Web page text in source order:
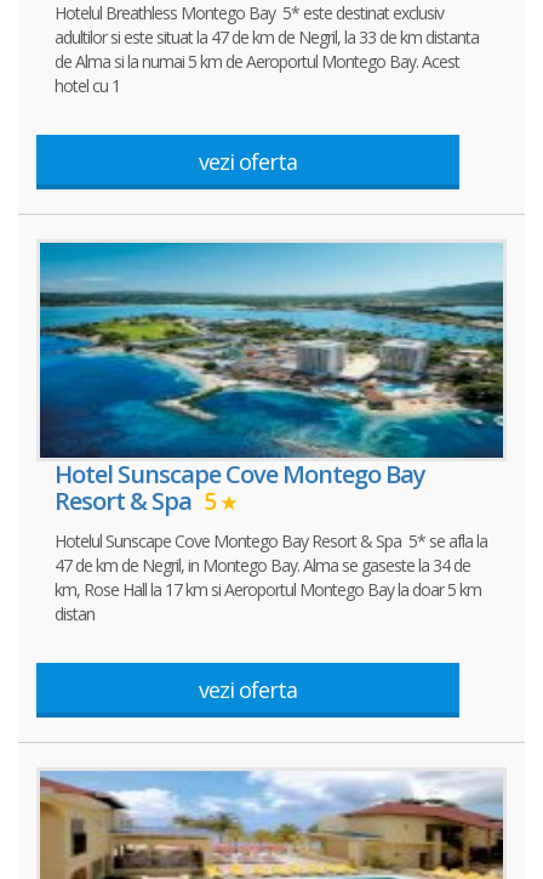
Hotelul Breathless Montego Bay 5* este destinat exclusiv
adultilor si este situat la 47 de km de Negril, la 33 de km distanta
de Alma si la numai 5 km de Aeroportul Montego Bay. Acest
hotel cu 1
vezi oferta
Hotel Sunscape Cove Montego Bay
Resort & Spa 5
Hotelul Sunscape Cove Montego Bay Resort & Spa 5* se afla la
47 de km de Negril, in Montego Bay. Alma se gaseste la 34 de
km, Rose Hall la 17 km si Aeroportul Montego Bay la doar 5 km
distan
vezi oferta